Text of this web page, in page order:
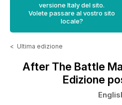
versione Italy del sito.
Volete passare al vostro sito
locale?
< Ultima edizione
After The Battle
Edizione